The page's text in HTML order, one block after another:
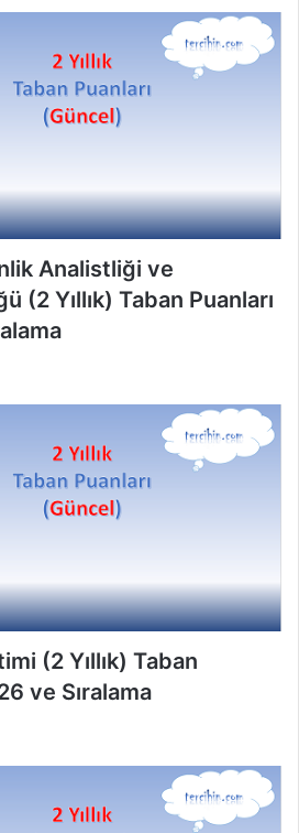
Analistliği ve
(2 Yıllık) Taban Puanları
(2 Yıllık) Taban
ve Sıralama